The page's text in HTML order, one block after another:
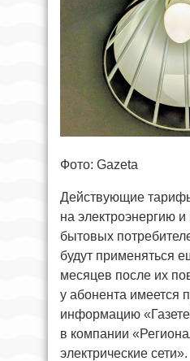
Фото: Gazeta
Действующие
на электроэнергию
бытовых
будут применяться
месяцев после их
у абонента имеется
информацию
в компании
электрические сети».